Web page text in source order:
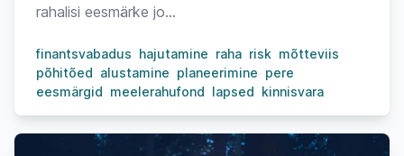
rahalisi eesmärke jo...
finantsvabadus hajutamine raha risk mõtteviis
põhitõed alustamine planeerimine pere
eesmärgid meelerahufond lapsed kinnisvara